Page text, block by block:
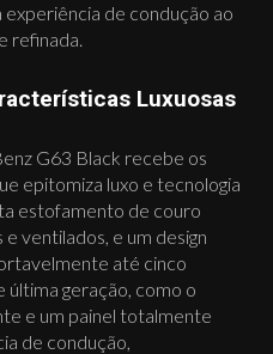
de condução ao
refinada.
Luxuosas
G63 Black recebe os
epitomiza luxo e tecnologia
estofamento de couro
ventilados, e um design
até cinco
última geração, como o
e um painel totalmente
de condução,